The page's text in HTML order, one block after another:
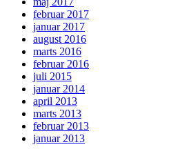
februar 2017
januar 2017
august 2016
marts 2016
februar 2016
juli 2015
januar 2014
april 2013
marts 2013
februar 2013
januar 2013